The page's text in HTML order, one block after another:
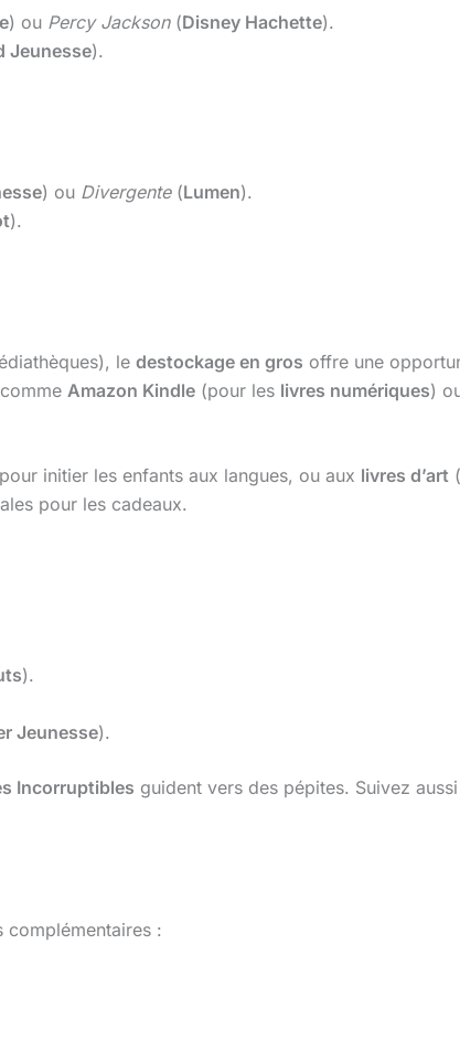
) ou Percy Jackson(Disney Hachette).
Jeunesse).
) ou Divergente(Lumen).
).
le destockage en gros offre une
Amazon Kindle (pour les livres numériques)
initier les enfants aux langues, ou aux livres d’art (
pour les cadeaux.
).
Jeunesse).
Incorruptibles guident vers des pépites. Suivez
complémentaires :